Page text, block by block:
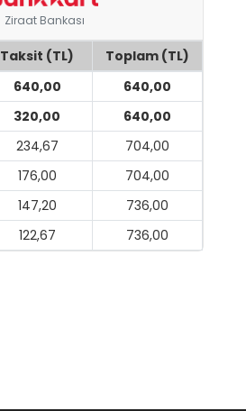
Ziraat Bankası
Taksit (TL)
Toplam (TL)
640,00
640,00
320,00
640,00
234,67
704,00
176,00
704,00
147,20
736,00
122,67 736,00